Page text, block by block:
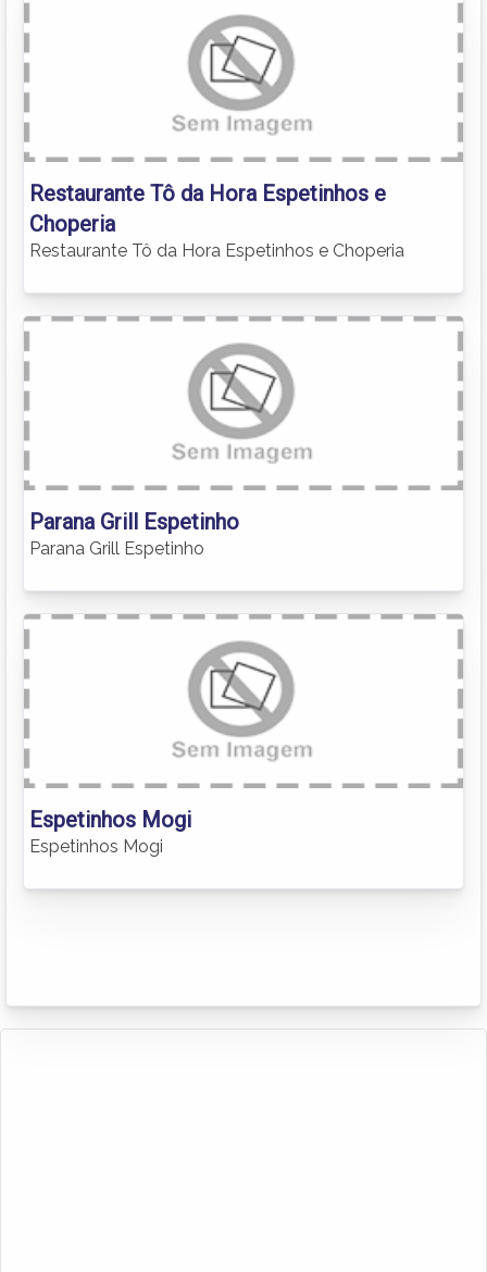
Restaurante Tô da Hora Espetinhos e
Choperia
Restaurante Tô da Hora Espetinhos e Choperia
Parana Grill Espetinho
Parana Grill Espetinho
Espetinhos Mogi
Espetinhos Mogi